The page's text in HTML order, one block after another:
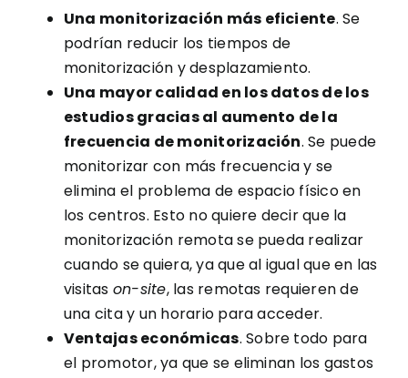
Una monitorización más eficiente. Se
podrían reducir los tiempos de
monitorización y desplazamiento.
Una mayor calidad en los datos de los
estudios gracias al aumento de la
frecuencia de monitorización. Se puede
monitorizar con más frecuencia y se
elimina el problema de espacio físico en
los centros. Esto no quiere decir que la
monitorización remota se pueda realizar
cuando se quiera, ya que al igual que en las
visitas on-site, las remotas requieren de
una cita y un horario para acceder.
Ventajas económicas. Sobre todo para
el promotor, ya que se eliminan los gastos